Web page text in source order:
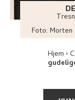
Foto: Morten
Hjem